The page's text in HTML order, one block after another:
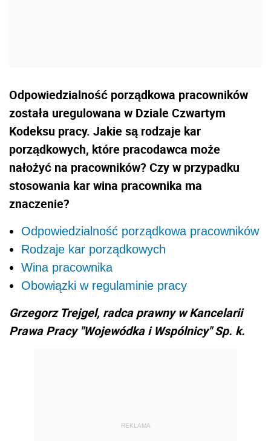
Odpowiedzialność porządkowa pracowników
została uregulowana w Dziale Czwartym
Kodeksu pracy. Jakie są rodzaje kar
porządkowych, które pracodawca może
nałożyć na pracowników? Czy w przypadku
stosowania kar wina pracownika ma
znaczenie?
Odpowiedzialność porządkowa pracowników
Rodzaje kar porządkowych
Wina pracownika
Obowiązki w regulaminie pracy
Grzegorz Trejgel, radca prawny w Kancelarii
Prawa Pracy "Wojewódka i Wspólnicy" Sp. k.
REKLAMA